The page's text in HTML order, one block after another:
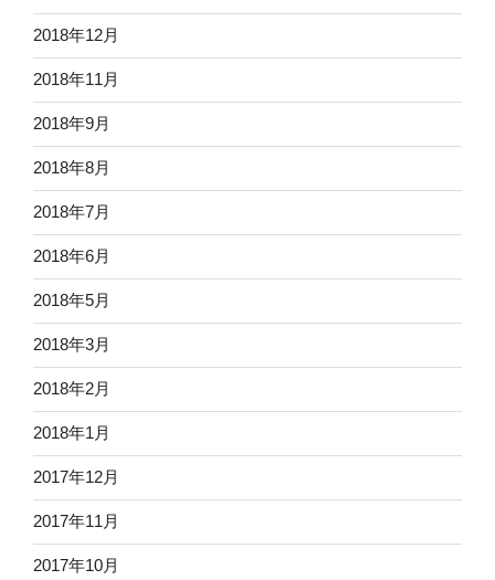
2018年12月
2018年11月
2018年9月
2018年8月
2018年7月
2018年6月
2018年5月
2018年3月
2018年2月
2018年1月
2017年12月
2017年11月
2017年10月